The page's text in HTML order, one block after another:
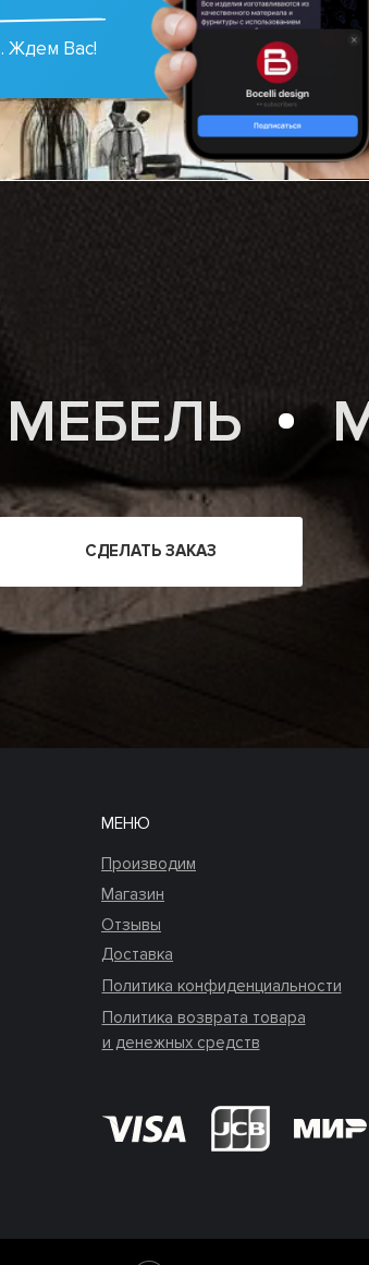
Ждем Вас!
СДЕЛАТЬ ЗАКАЗ
МЕНЮ
Магазин
Производим
Отзывы
Доставка
Политика конфиденциальности
Политика возврата товара
и денежных средств